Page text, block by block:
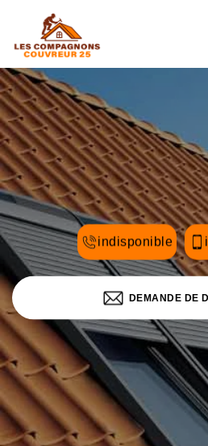
indisponible
DEMANDE DE